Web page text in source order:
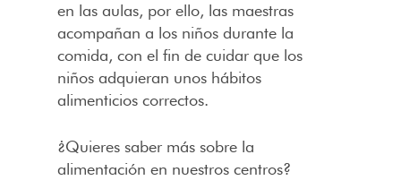
en las aulas, por ello, las maestras
acompañan a los niños durante la
comida, con el fin de cuidar que los
niños adquieran unos hábitos
alimenticios correctos.
¿Quieres saber más sobre la
alimentación en nuestros centros?